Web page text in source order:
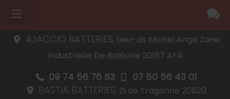
AJACCIO BATTERIES, Lieu-dit Michel Ange Zone
Industrielle De Baléone 20167 AFA
09 74 56 76 83 07 50 56 43 01
BASTIA BATTERIES, ZI de Tragonne 20620